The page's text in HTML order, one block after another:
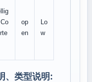
op
en
Lo
w
、类型说明: